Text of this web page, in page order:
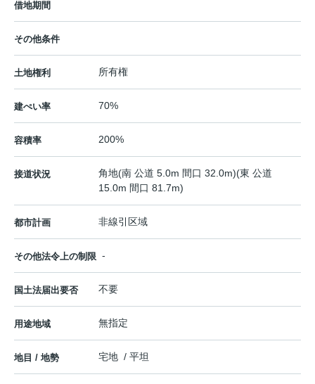
借地期間
その他条件
土地権利 所有権
建ぺい率 70%
容積率 200%
接道状況
角地(南 公道 5.0m 間口 32.0m)(東 公道
15.0m 間口 81.7m)
都市計画 非線引区域
その他法令上の制限 -
国土法届出要否 不要
用途地域 無指定
地目 / 地勢 宅地 / 平坦